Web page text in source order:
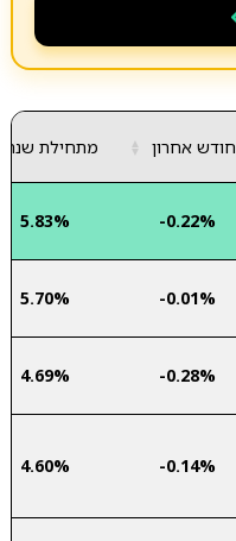
חודש אחרון ▲
▼ מתחילת שנה
-0.22%
5.83%
-0.01%
5.70%
-0.28%
4.69%
-0.14%
4.60%